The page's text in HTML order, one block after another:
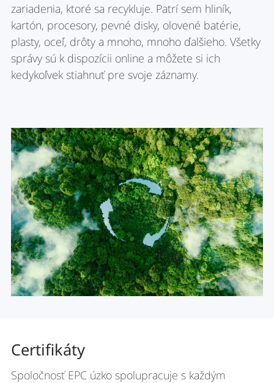
zariadenia, ktoré sa recykluje. Patrí sem hliník,
kartón, procesory, pevné disky, olovené batérie,
plasty, oceľ, drôty a mnoho, mnoho ďalšieho. Všetky
správy sú k dispozícii online a môžete si ich
kedykoľvek stiahnuť pre svoje záznamy.
Certifikáty
Spoločnosť EPC úzko spolupracuje s každým